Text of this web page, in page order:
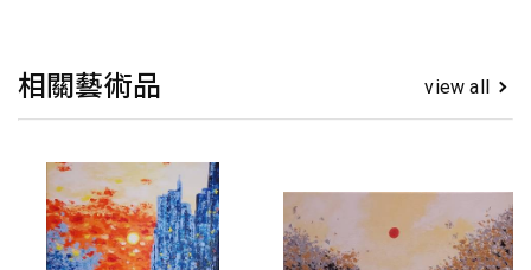
相關藝術品 view all